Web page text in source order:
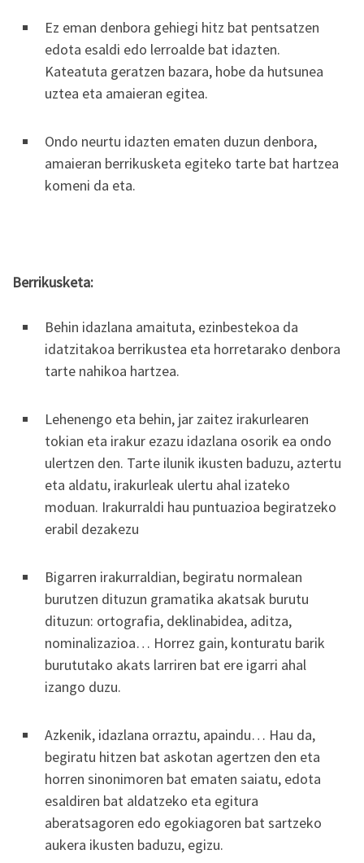
Ez eman denbora gehiegi hitz bat pentsatzen
edota esaldi edo lerroalde bat idazten.
Kateatuta geratzen bazara, hobe da hutsunea
uztea eta amaieran egitea.
Ondo neurtu idazten ematen duzun denbora,
amaieran berrikusketa egiteko tarte bat hartzea
komeni da eta.
Berrikusketa:
Behin idazlana amaituta, ezinbestekoa da
idatzitakoa berrikustea eta horretarako denbora
tarte nahikoa hartzea.
Lehenengo eta behin, jar zaitez irakurlearen
tokian eta irakur ezazu idazlana osorik ea ondo
ulertzen den. Tarte ilunik ikusten baduzu, aztertu
eta aldatu, irakurleak ulertu ahal izateko
moduan. Irakurraldi hau puntuazioa begiratzeko
erabil dezakezu
Bigarren irakurraldian, begiratu normalean
burutzen dituzun gramatika akatsak burutu
dituzun: ortografia, deklinabidea, aditza,
nominalizazioa… Horrez gain, konturatu barik
burututako akats larriren bat ere igarri ahal
izango duzu.
Azkenik, idazlana orraztu, apaindu… Hau da,
begiratu hitzen bat askotan agertzen den eta
horren sinonimoren bat ematen saiatu, edota
esaldiren bat aldatzeko eta egitura
aberatsagoren edo egokiagoren bat sartzeko
aukera ikusten baduzu, egizu.